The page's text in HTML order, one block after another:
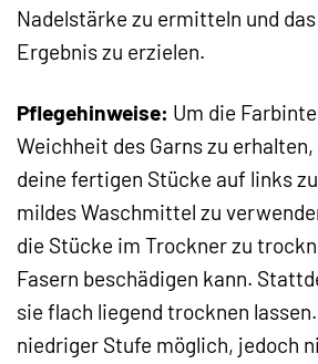
Nadelstärke zu ermitteln und
Ergebnis zu erzielen.
Pflegehinweise: Um die
Weichheit des Garns zu
deine fertigen Stücke auf links
mildes Waschmittel zu
die Stücke im Trockner zu
Fasern beschädigen kann.
sie flach liegend trocknen
niedriger Stufe möglich, jedoch